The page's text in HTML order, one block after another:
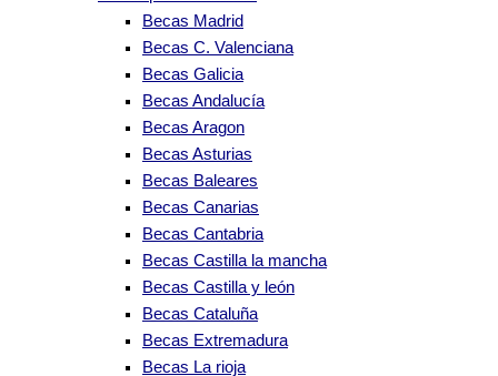
Becas Madrid
Becas C. Valenciana
Becas Galicia
Becas Andalucía
Becas Aragon
Becas Asturias
Becas Baleares
Becas Canarias
Becas Cantabria
Becas Castilla la mancha
Becas Castilla y león
Becas Cataluña
Becas Extremadura
Becas La rioja